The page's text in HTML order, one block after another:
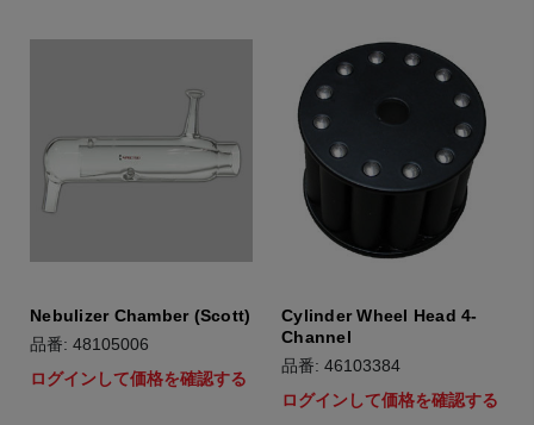
Nebulizer Chamber (Scott)
品番: 48105006
ログインして価格を確認する
Cylinder Wheel Head 4-
Channel
品番: 46103384
ログインして価格を確認する